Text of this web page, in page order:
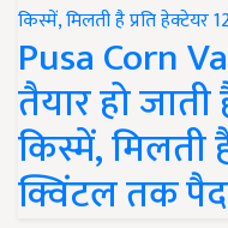
Pusa Corn
तैयार हो
किस्में, मिलती
क्विंटल तक